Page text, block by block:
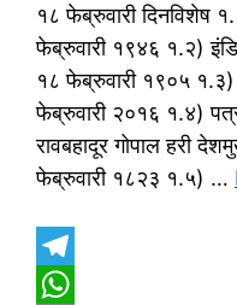
१८ फेब्रुवारी दिनविशेष
फेब्रुवारी १९४६ १.२)
१८ फेब्रुवारी १९०५ १.३)
फेब्रुवारी २०१६ १.४)
रावबहादूर गोपाल हरी
फेब्रुवारी १८२३ १.५) …
T